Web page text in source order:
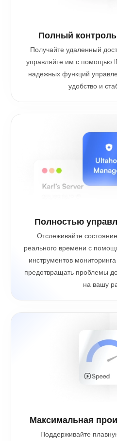
Полный
Получайте удаленный
управляйте им с помощью
надежных функций
удобство и
Полностью
Отслеживайте
реального времени с
инструментов
предотвращать проблемы
на вашу
Максимальная
Поддерживайте